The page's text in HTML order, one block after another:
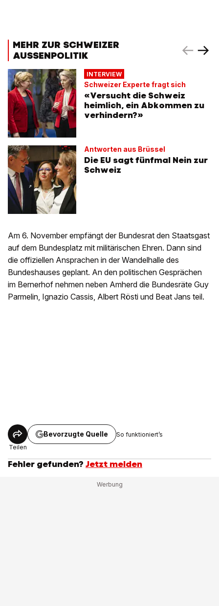
MEHR ZUR SCHWEIZER
AUSSENPOLITIK
INTERVIEW
Schweizer Experte fragt sich
«Versucht die Schweiz
heimlich, ein Abkommen zu
verhindern?»
Antworten aus Brüssel
Die EU sagt fünfmal Nein zur
Schweiz
Am 6. November empfängt der Bundesrat den Staatsgast
auf dem Bundesplatz mit militärischen Ehren. Dann sind
die offiziellen Ansprachen in der Wandelhalle des
Bundeshauses geplant. An den politischen Gesprächen
im Bernerhof nehmen neben Amherd die Bundesräte Guy
Parmelin, Ignazio Cassis, Albert Rösti und Beat Jans teil.
Teilen
Bevorzugte Quelle So funktioniert’s
Fehler gefunden? Jetzt melden